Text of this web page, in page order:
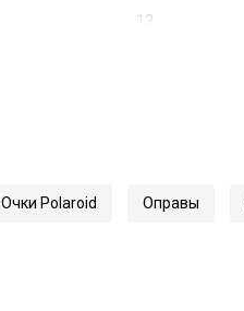
13
Очки Polaroid Оправы